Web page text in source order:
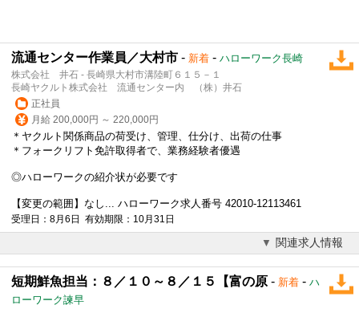
流通センター作業員／大村市 - 新着 - ハローワーク長崎
株式会社 井石 - 長崎県大村市溝陸町６１５－１
長崎ヤクルト株式会社 流通センター内 （株）井石
正社員
月給 200,000円 ～ 220,000円
＊ヤクルト関係商品の荷受け、管理、仕分け、出荷の仕事
＊フォークリフト免許取得者で、業務経験者優遇
◎ハローワークの紹介状が必要です
【変更の範囲】なし... ハローワーク求人番号 42010-12113461
受理日：8月6日 有効期限：10月31日
関連求人情報
短期鮮魚担当：８／１０～８／１５【富の原 - 新着 - ハ
ローワーク諫早